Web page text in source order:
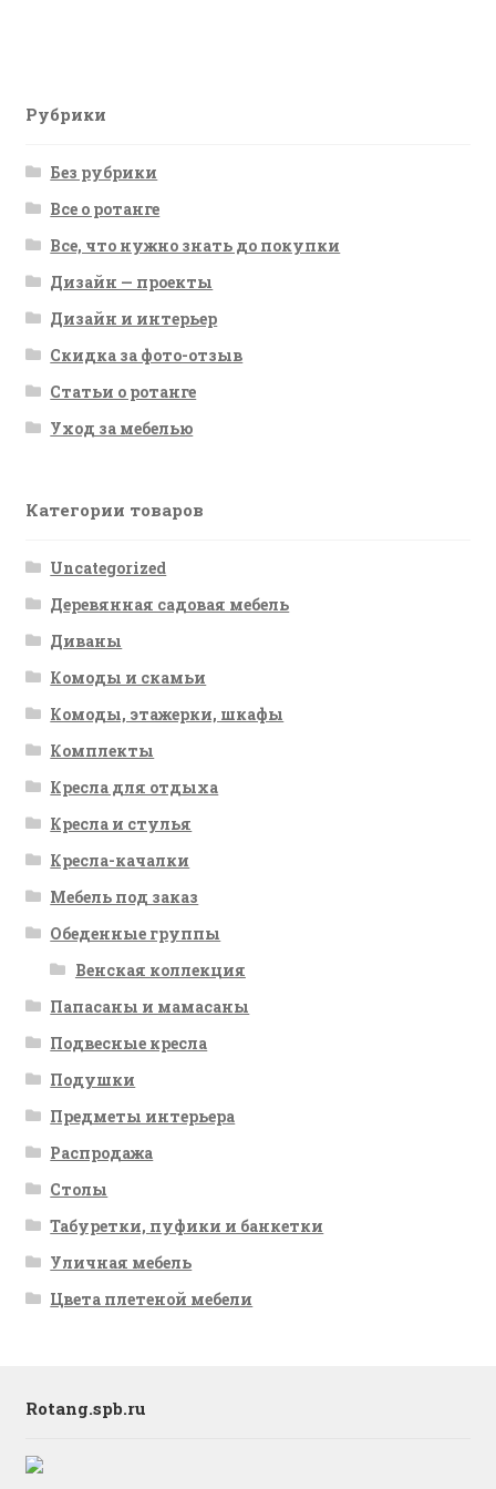
Рубрики
Без рубрики
Все о ротанге
Все, что нужно знать до покупки
Дизайн — проекты
Дизайн и интерьер
Скидка за фото-отзыв
Статьи о ротанге
Уход за мебелью
Категории товаров
Uncategorized
Деревянная садовая мебель
Диваны
Комоды и скамьи
Комоды, этажерки, шкафы
Комплекты
Кресла для отдыха
Кресла и стулья
Кресла-качалки
Мебель под заказ
Обеденные группы
Венская коллекция
Папасаны и мамасаны
Подвесные кресла
Подушки
Предметы интерьера
Распродажа
Столы
Табуретки, пуфики и банкетки
Уличная мебель
Цвета плетеной мебели
Rotang.spb.ru